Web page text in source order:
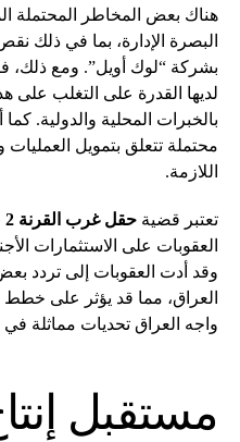
هناك بعض المخاطر المحتملة
البصرة الإدارة، بما في ذلك
بشركة “لوك أويل”. ومع ذلك،
لديها القدرة على التغلب على
بالخبرات المحلية والدولية.
محتملة تتعلق بتمويل العمليات
اللازمة.
تعتبر قضية حقل غرب القرنة 2
العقوبات على الاستثمارات
وقد أدت العقوبات إلى تردد
العراق، مما قد يؤثر على خطط
واجه العراق تحديات مماثلة
مستقبل